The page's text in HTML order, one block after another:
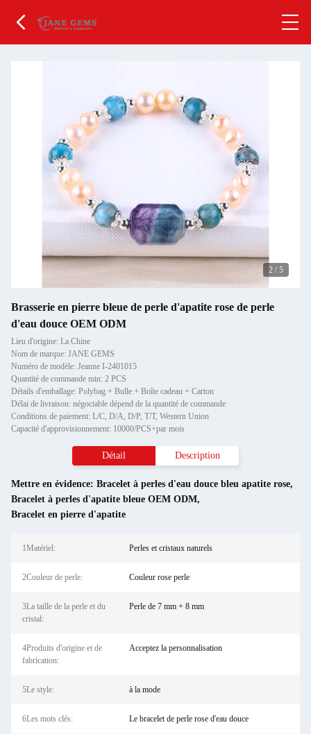
2 / 5
Brasserie en pierre bleue de perle d'apatite rose de perle
d'eau douce OEM ODM
Lieu d'origine: La Chine
Nom de marque: JANE GEMS
Numéro de modèle: Jeanne I-2401015
Quantité de commande min: 2 PCS
Détails d'emballage: Polybag + Bulle + Boîte cadeau + Carton
Délai de livraison: négociable dépend de la quantité de commande
Conditions de paiement: L/C, D/A, D/P, T/T, Western Union
Capacité d'approvisionnement: 10000/PCS+par mois
Détail Description
Mettre en évidence: Bracelet à perles d'eau douce bleu apatite rose,
Bracelet à perles d'apatite bleue OEM ODM,
Bracelet en pierre d'apatite
1Matériel: Perles et cristaux naturels
2Couleur de perle: Couleur rose perle
3La taille de la perle et du
cristal:
Perle de 7 mm + 8 mm
4Produits d'origine et de
fabrication:
Acceptez la personnalisation
5Le style: à la mode
6Les mots clés: Le bracelet de perle rose d'eau douce